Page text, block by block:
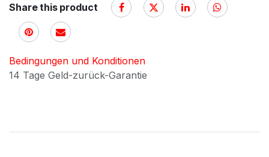
Share this product
Bedingungen und Konditionen
14 Tage Geld-zurück-Garantie